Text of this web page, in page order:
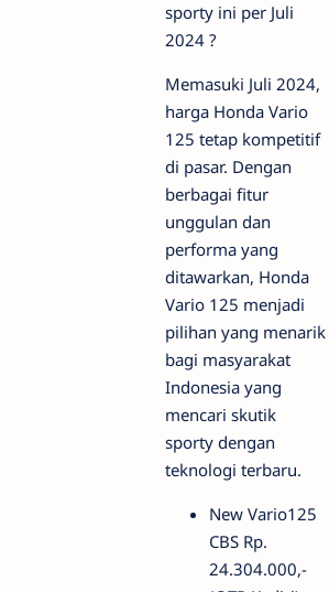
sporty ini per Juli
2024 ?
Memasuki Juli 2024,
harga Honda Vario
125 tetap kompetitif
di pasar. Dengan
berbagai fitur
unggulan dan
performa yang
ditawarkan, Honda
Vario 125 menjadi
pilihan yang menarik
bagi masyarakat
Indonesia yang
mencari skutik
sporty dengan
teknologi terbaru.
New Vario125
CBS Rp.
24.304.000,-